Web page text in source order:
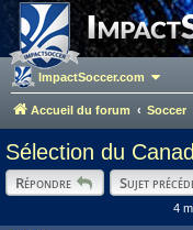
ImpactSoccer.com
Accueil du forum Soccer
Sélection du
Répondre Sujet
4